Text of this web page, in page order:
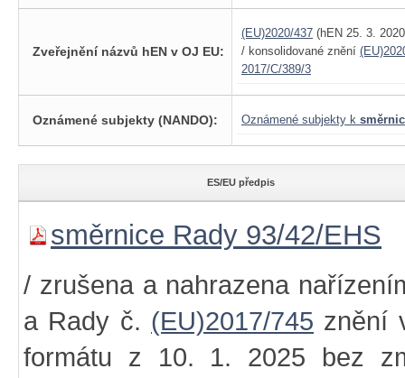
Zveřejnění názvů hEN v OJ EU:
(EU)2020/437 (hEN 25. 3.
/ konsolidované znění
2017/C/389/3
Oznámené subjekty (NANDO): Oznámené subjekty k
ES/EU předpis
směrnice Rady 93/42/EHS
/ zrušena a nahrazena
a Rady č. (EU)2017/745 znění
formátu z 10. 1. 2025 bez